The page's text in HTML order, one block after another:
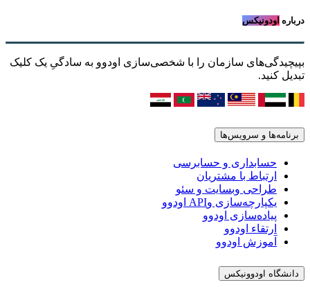
درباره اودونیکس
بپیچیدگی‌های سازمان را با شخصی‌سازی اودوو به سادگیِ یک کلیک
تبدیل کنید.
برنامه‌ها و سرویس‌ها
حسابداری و حسابرسی
ارتباط با مشتریان
طراحی وبسایت و سئو
یکپارچه‌سازی وAPI اودوو
پیاده‌سازی اودوو
ارتقاء اودوو
آموزش اودوو
دانشگاه اودوونیکس